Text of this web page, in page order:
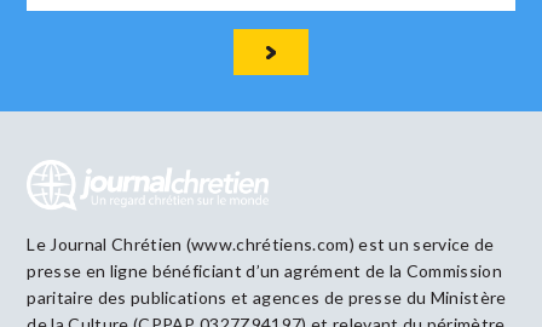
Le Journal Chrétien (www.chrétiens.com) est un service de
presse en ligne bénéficiant d’un agrément de la Commission
paritaire des publications et agences de presse du Ministère